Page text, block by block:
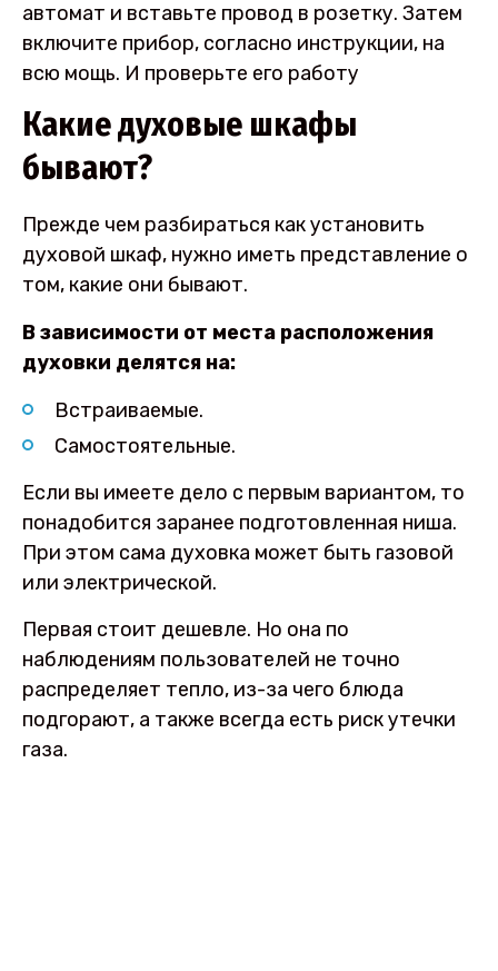
автомат и вставьте провод в розетку. Затем
включите прибор, согласно инструкции, на
всю мощь. И проверьте его работу
Какие духовые шкафы
бывают?
Прежде чем разбираться как установить
духовой шкаф, нужно иметь представление о
том, какие они бывают.
В зависимости от места расположения
духовки делятся на:
Встраиваемые.
Самостоятельные.
Если вы имеете дело с первым вариантом, то
понадобится заранее подготовленная ниша.
При этом сама духовка может быть газовой
или электрической.
Первая стоит дешевле. Но она по
наблюдениям пользователей не точно
распределяет тепло, из-за чего блюда
подгорают, а также всегда есть риск утечки
газа.